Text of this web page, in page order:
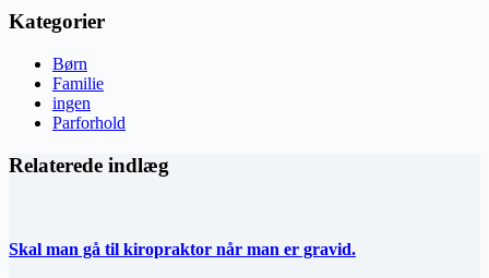
Kategorier
Børn
Familie
ingen
Parforhold
Relaterede indlæg
Skal man gå til kiropraktor når man er gravid.